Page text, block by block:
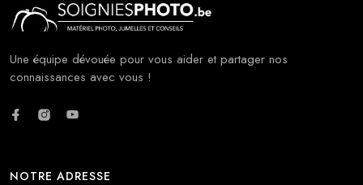
Une équipe dévouée pour vous aider et partager nos
connaissances avec vous !
NOTRE ADRESSE